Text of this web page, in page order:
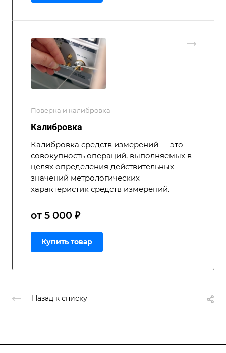
Поверка и калибровка
Калибровка
Калибровка средств измерений — это
совокупность операций, выполняемых в
целях определения действительных
значений метрологических
характеристик средств измерений.
от 5 000 ₽
Купить товар
Назад к списку